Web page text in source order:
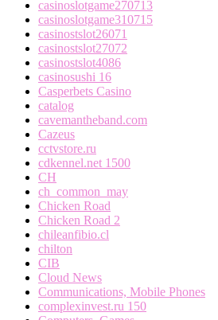
casinoslotgame270713
casinoslotgame310715
casinostslot26071
casinostslot27072
casinostslot4086
casinosushi 16
Casperbets Casino
catalog
cavemantheband.com
Cazeus
cctvstore.ru
cdkennel.net 1500
CH
ch_common_may
Chicken Road
Chicken Road 2
chileanfibio.cl
chilton
CIB
Cloud News
Communications, Mobile Phones
complexinvest.ru 150